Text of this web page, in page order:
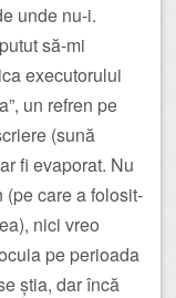
unde nu-i.
să-mi
executorului
un refren pe
(sună
fi evaporat. Nu
care a folosit-
nici vreo
pe perioada
știa, dar încă